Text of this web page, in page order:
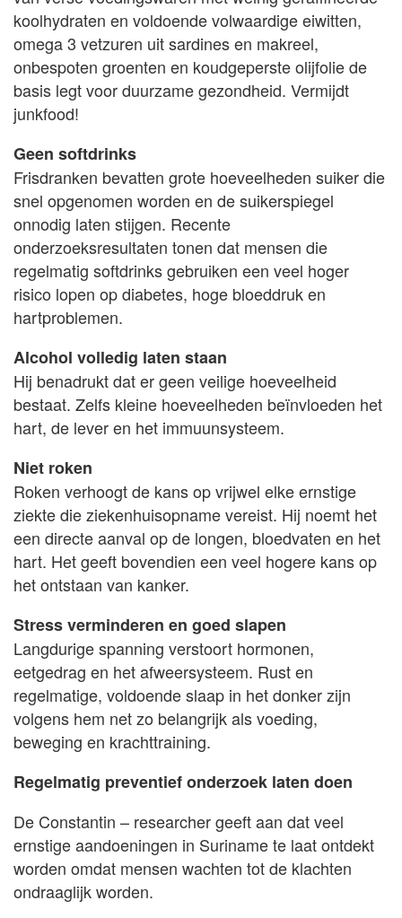
koolhydraten en voldoende volwaardige eiwitten,
omega 3 vetzuren uit sardines en makreel,
onbespoten groenten en koudgeperste olijfolie de
basis legt voor duurzame gezondheid. Vermijdt
junkfood!
Geen softdrinks
Frisdranken bevatten grote hoeveelheden suiker die
snel opgenomen worden en de suikerspiegel
onnodig laten stijgen. Recente
onderzoeksresultaten tonen dat mensen die
regelmatig softdrinks gebruiken een veel hoger
risico lopen op diabetes, hoge bloeddruk en
hartproblemen.
Alcohol volledig laten staan
Hij benadrukt dat er geen veilige hoeveelheid
bestaat. Zelfs kleine hoeveelheden beïnvloeden het
hart, de lever en het immuunsysteem.
Niet roken
Roken verhoogt de kans op vrijwel elke ernstige
ziekte die ziekenhuisopname vereist. Hij noemt het
een directe aanval op de longen, bloedvaten en het
hart. Het geeft bovendien een veel hogere kans op
het ontstaan van kanker.
Stress verminderen en goed slapen
Langdurige spanning verstoort hormonen,
eetgedrag en het afweersysteem. Rust en
regelmatige, voldoende slaap in het donker zijn
volgens hem net zo belangrijk als voeding,
beweging en krachttraining.
Regelmatig preventief onderzoek laten doen
De Constantin – researcher geeft aan dat veel
ernstige aandoeningen in Suriname te laat ontdekt
worden omdat mensen wachten tot de klachten
ondraaglijk worden.